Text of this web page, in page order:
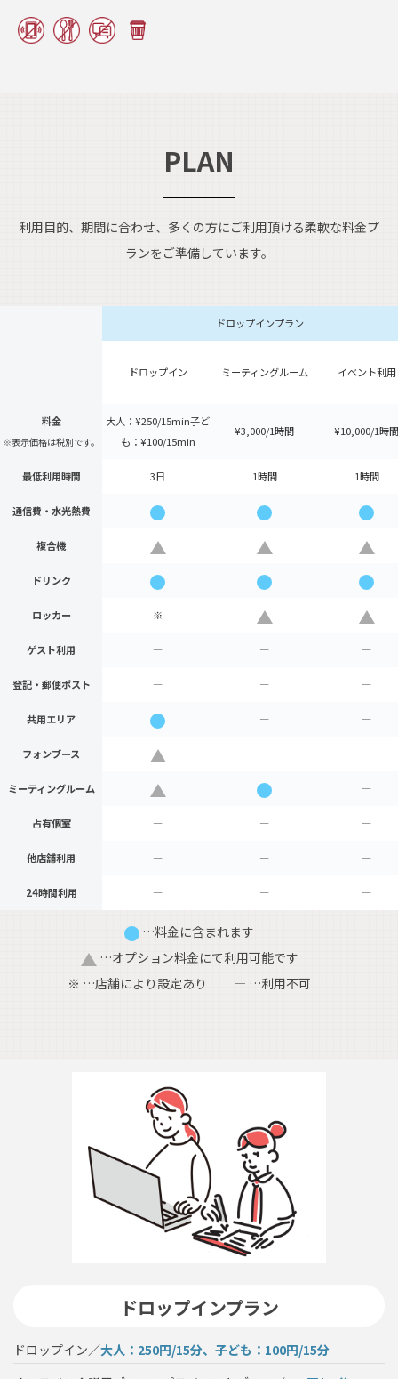
400円～/15分（入居者様：無料）
月額での専有利用
PLAN
利用目的、期間に合わせ、多くの方にご利用頂ける柔軟な料金プ
ランをご準備しています。
ドロップインプラン
ドロップイン ミーティングルーム イベント利用
料金
※表示価格は税別です。
大人：¥250/15min子ど
も：¥100/15min
¥3,000/1時間 ¥10,000/1時間
最低利用時間 3日 1時間 1時間
通信費・ 水光熱費
複合機
ドリンク
ロッカー ※
ゲスト利用 ― ― ―
登記・ 郵便ポスト ― ― ―
共用エリア ― ―
フォンブース ― ―
ミーティングルーム ―
占有個室 ― ― ―
他店舗利用 ― ― ―
24時間利用 ― ― ―
…料金に含まれます
…オプション料金にて利用可能です
※ …店舗により設定あり
― …利用不可
ドロップインプラン
ドロップイン／大人：250円/15分、子ども：100円/15分